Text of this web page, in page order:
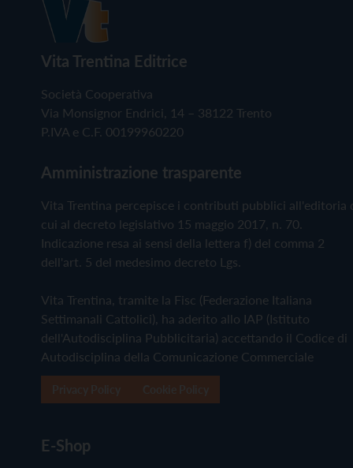
Vita Trentina Editrice
Società Cooperativa
Via Monsignor Endrici, 14 – 38122 Trento
P.IVA e C.F. 00199960220
Amministrazione trasparente
Vita Trentina percepisce i contributi pubblici all'editoria
cui al decreto legislativo 15 maggio 2017, n. 70.
Indicazione resa ai sensi della lettera f) del comma 2
dell'art. 5 del medesimo decreto Lgs.
Vita Trentina, tramite la Fisc (Federazione Italiana
Settimanali Cattolici), ha aderito allo IAP (Istituto
dell'Autodisciplina Pubblicitaria) accettando il Codice di
Autodisciplina della Comunicazione Commerciale
E-Shop